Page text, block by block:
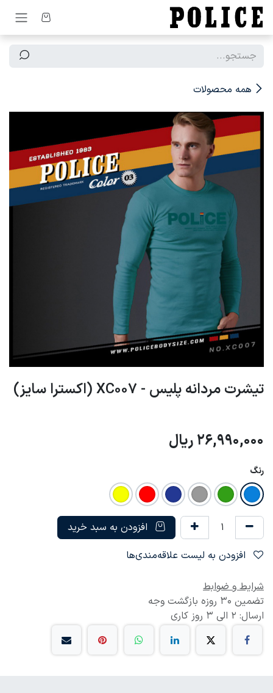
صرف نظر و مشاهده محتوا
همه محصولات
تیشرت مردانه پلیس - XC007 (اکسترا سایز)
26,990,000 ریال
رنگ
افزودن به سبد خرید
شرایط و ضوابط
تضمین 30 روزه بازگشت وجه
ارسال: 2 الی 3 روز کاری